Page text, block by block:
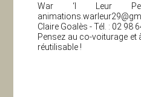
War ‘l Leur
Claire Goalès - Tél. : 02 98
Pensez au co-voiturage et
réutilisable !